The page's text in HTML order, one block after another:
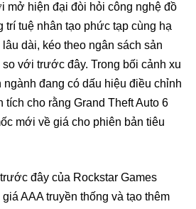
mở hiện đại đòi hỏi công nghệ đồ
trí tuệ nhân tạo phức tạp cùng hạ
dài, kéo theo ngân sách sản
với trước đây. Trong bối cảnh xu
đang có dấu hiệu điều chỉnh
tích cho rằng Grand Theft Auto 6
mới về giá cho phiên bản tiêu
đây của Rockstar Games
AAA truyền thống và tạo thêm